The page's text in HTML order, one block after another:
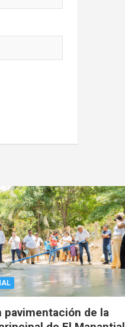
pavimentación de la